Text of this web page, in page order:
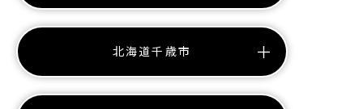
北海道千歳市